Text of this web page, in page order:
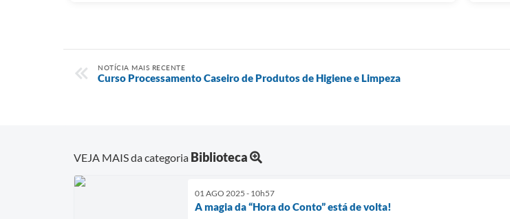
NOTÍCIA MAIS RECENTE
Curso Processamento Caseiro de Produtos de Higiene e Limpeza
VEJA MAIS da categoria Biblioteca
01 AGO 2025 - 10h57
A magia da “Hora do Conto” está de volta!